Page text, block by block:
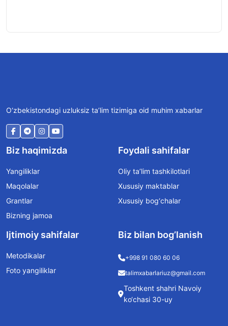
O‘zbekistondagi uzluksiz ta’lim tizimiga oid muhim xabarlar
Biz haqimizda
Yangiliklar
Maqolalar
Grantlar
Bizning jamoa
Foydali sahifalar
Oliy ta’lim tashkilotlari
Xususiy maktablar
Xususiy bog‘chalar
Ijtimoiy sahifalar
Metodikalar
Foto yangiliklar
Biz bilan bog’lanish
+998 91 080 60 06
talimxabarlariuz@gmail.com
Toshkent shahri Navoiy
ko‘chasi 30-uy